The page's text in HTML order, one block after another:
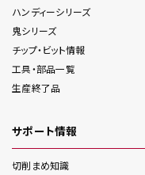
ハンディーシリーズ
鬼シリーズ
チップ・ビット情報
工具・部品一覧
生産終了品
サポート情報
切削まめ知識